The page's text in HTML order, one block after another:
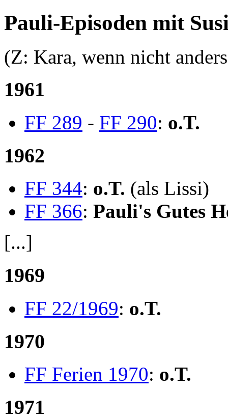
Pauli-Episoden mit
(Z: Kara, wenn nicht
1961
FF 289 - FF 290: o.T.
1962
FF 344: o.T. (als Lissi)
FF 366: Pauli's Gutes
[...]
1969
FF 22/1969: o.T.
1970
FF Ferien 1970: o.T.
1971